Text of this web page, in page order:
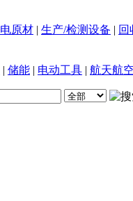
原材 | 生产/检测设备 | 回
| 储能 | 电动工具 | 航天航